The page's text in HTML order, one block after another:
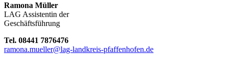
Ramona Müller
LAG Assistentin der
Geschäftsführung
Tel. 08441 7876476
ramona.mueller@lag-landkreis-pfaffenhofen.de